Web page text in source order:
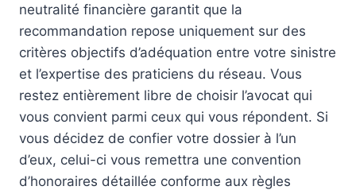
neutralité financière garantit que la
recommandation repose uniquement sur des
critères objectifs d’adéquation entre votre sinistre
et l’expertise des praticiens du réseau. Vous
restez entièrement libre de choisir l’avocat qui
vous convient parmi ceux qui vous répondent. Si
vous décidez de confier votre dossier à l’un
d’eux, celui-ci vous remettra une convention
d’honoraires détaillée conforme aux règles